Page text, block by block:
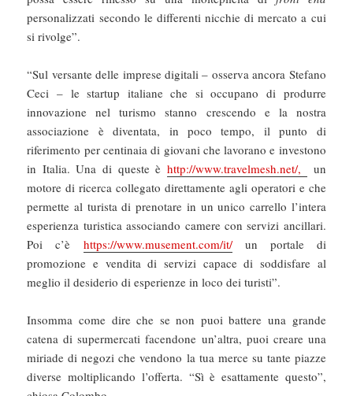
personalizzati secondo le differenti nicchie di mercato a cui
si rivolge”.
“Sul versante delle imprese digitali – osserva ancora Stefano
Ceci – le startup italiane che si occupano di produrre
innovazione nel turismo stanno crescendo e la nostra
associazione è diventata, in poco tempo, il punto di
riferimento per centinaia di giovani che lavorano e investono
in Italia. Una di queste è http://www.travelmesh.net/,
un
motore di ricerca collegato direttamente agli operatori e che
permette al turista di prenotare in un unico carrello l’intera
esperienza turistica associando camere con servizi ancillari.
Poi c’è https://www.musement.com/it/un portale di
promozione e vendita di servizi capace di soddisfare al
meglio il desiderio di esperienze in loco dei turisti”.
Insomma come dire che se non puoi battere una grande
catena di supermercati facendone un’altra, puoi creare una
miriade di negozi che vendono la tua merce su tante piazze
diverse moltiplicando l’offerta. “Sì è esattamente questo”,